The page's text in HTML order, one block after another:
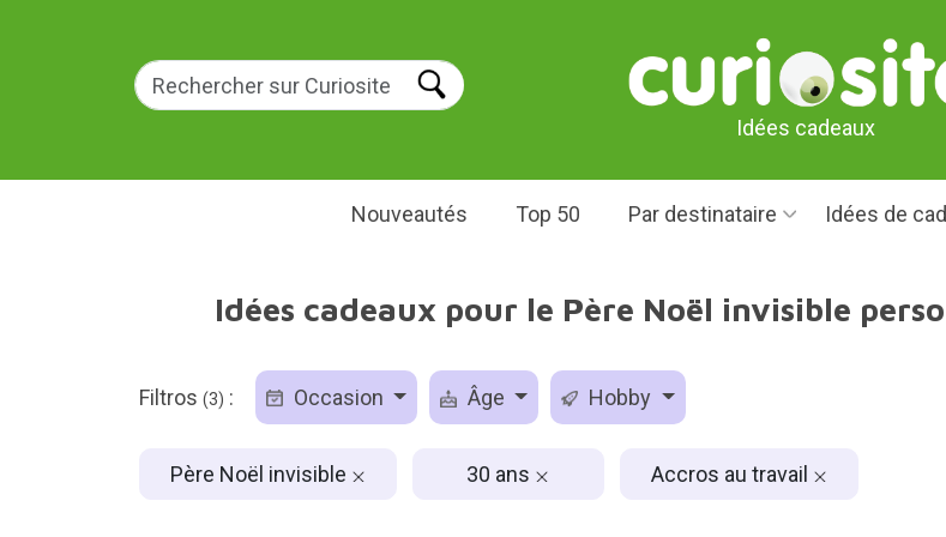
Idées cadeaux
Nouveautés Top 50 Par destinataire Idées de
Idées cadeaux pour le Père Noël invisible
Filtros (3) : Occasion Âge Hobby
Père Noël invisible 30 ans Accros au travail